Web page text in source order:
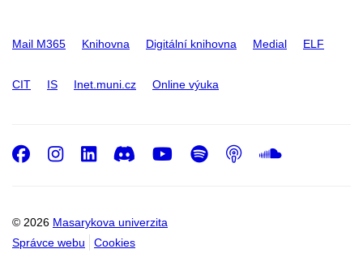
Mail M365 Knihovna Digitální knihovna Medial ELF
CIT IS Inet.muni.cz Online výuka
© 2026 Masarykova univerzita
Správce webu
Cookies
Facebook
Instagram
LinkedIn
DiscordYoutube
Spotify
Podcast